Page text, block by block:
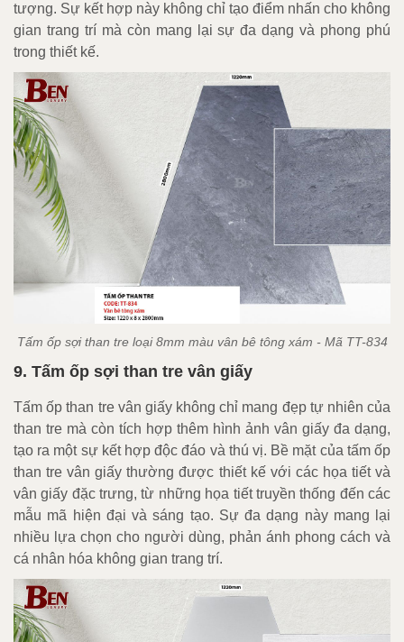
tượng. Sự kết hợp này không chỉ tạo điểm nhấn cho không
gian trang trí mà còn mang lại sự đa dạng và phong phú
trong thiết kế.
Tấm ốp sợi than tre loại 8mm màu vân bê tông xám - Mã TT-834
9. Tấm ốp sợi than tre vân giấy
Tấm ốp than tre vân giấy không chỉ mang đẹp tự nhiên của
than tre mà còn tích hợp thêm hình ảnh vân giấy đa dạng,
tạo ra một sự kết hợp độc đáo và thú vị. Bề mặt của tấm ốp
than tre vân giấy thường được thiết kế với các họa tiết và
vân giấy đặc trưng, từ những họa tiết truyền thống đến các
mẫu mã hiện đại và sáng tạo. Sự đa dạng này mang lại
nhiều lựa chọn cho người dùng, phản ánh phong cách và
cá nhân hóa không gian trang trí.